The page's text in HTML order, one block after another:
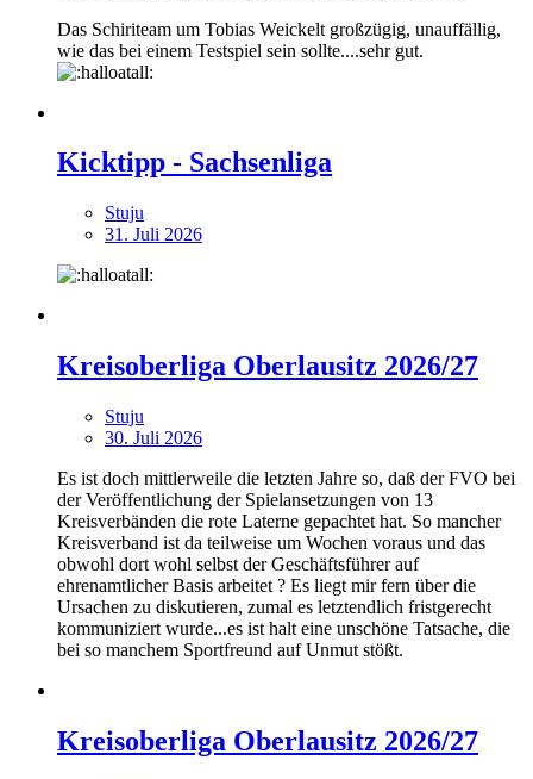
Das Schiriteam um Tobias Weickelt großzügig, unauffällig,
wie das bei einem Testspiel sein sollte....sehr gut.
Kicktipp - Sachsenliga
Stuju
31. Juli 2026
Kreisoberliga Oberlausitz 2026/27
Stuju
30. Juli 2026
Es ist doch mittlerweile die letzten Jahre so, daß der FVO bei
der Veröffentlichung der Spielansetzungen von 13
Kreisverbänden die rote Laterne gepachtet hat. So mancher
Kreisverband ist da teilweise um Wochen voraus und das
obwohl dort wohl selbst der Geschäftsführer auf
ehrenamtlicher Basis arbeitet ? Es liegt mir fern über die
Ursachen zu diskutieren, zumal es letztendlich fristgerecht
kommuniziert wurde...es ist halt eine unschöne Tatsache, die
bei so manchem Sportfreund auf Unmut stößt.
Kreisoberliga Oberlausitz 2026/27